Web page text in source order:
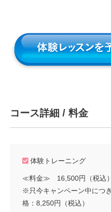
コース詳細 / 料金
体験トレーニング
≪料金≫ 16,500円（税込）
※只今キャンペーン中につ
格：8,250円（税込）